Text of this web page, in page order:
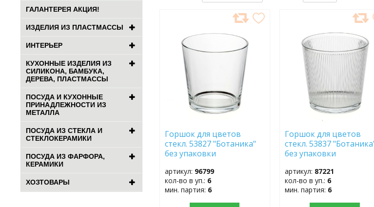
ГАЛАНТЕРЕЯ АКЦИЯ!
ИЗДЕЛИЯ ИЗ ПЛАСТМАССЫ
ИНТЕРЬЕР
КУХОННЫЕ ИЗДЕЛИЯ ИЗ
СИЛИКОНА, БАМБУКА,
ДЕРЕВА, ПЛАСТМАССЫ
ПОСУДА И КУХОННЫЕ
ПРИНАДЛЕЖНОСТИ ИЗ
МЕТАЛЛА
ПОСУДА ИЗ СТЕКЛА И
СТЕКЛОКЕРАМИКИ
ПОСУДА ИЗ ФАРФОРА,
КЕРАМИКИ
ХОЗТОВАРЫ
ИЗБРАННОЕ
Горшок для цветов
стекл. 53827 "Ботаника"
без упаковки
артикул: 96799
кол-во в уп.: 6
мин. партия: 6
ИЗБРАННОЕ
Горшок для цветов
стекл. 53837
без упаковки
артикул: 87221
кол-во в уп.: 6
мин. партия: 6